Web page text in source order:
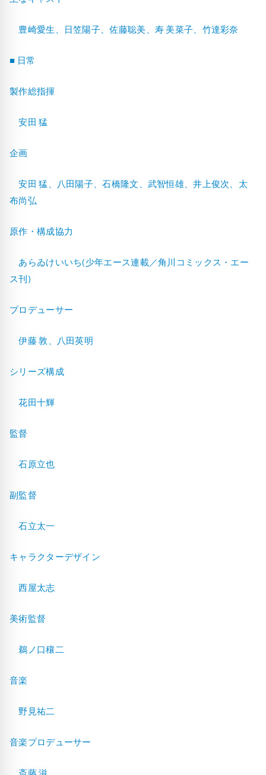
豊崎愛生、日笠陽子、佐藤聡美、寿 美菜子、竹達彩奈
■ 日常
製作総指揮
安田 猛
企画
安田 猛、八田陽子、石橋隆文、武智恒雄、井上俊次、太
布尚弘
原作・構成協力
あらゐけいいち(少年エース連載／角川コミックス・エー
ス刊)
プロデューサー
伊藤 敦、八田英明
シリーズ構成
花田十輝
監督
石原立也
副監督
石立太一
キャラクターデザイン
西屋太志
美術監督
鵜ノ口穰二
音楽
野見祐二
音楽プロデューサー
斎藤 滋